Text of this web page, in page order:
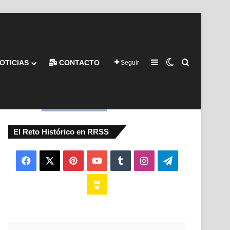
CONTACTO Seguir Barra lateral
Switch skin
El Reto Histórico en RRSS
Facebook PinterestYouTubeTumblrInstagramTelegram